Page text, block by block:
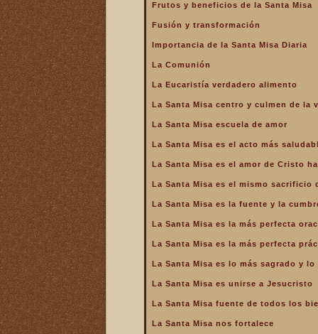
culmen de la vida cristiana
La Santa Misa centro y raíz
más saludable
La Santa Misa es el amor
compendio de todo lo
bueno que hay en la Iglesia
La Santa Misa es el mismo
y la cumbre de toda la vida
perfecta oración
La Santa Misa es la más
caridad
La Santa Misa es lo más
Frutos y beneficios de la Santa Misa
Fusión y transformación
Importancia de la Santa Misa Diaria
La Comunión
La Eucaristía verdadero alimento
La Santa Misa centro y culmen de la
La Santa Misa escuela de amor
La Santa Misa es el acto más
La Santa Misa es el amor de Cristo
La Santa Misa es el mismo sacrificio
La Santa Misa es la fuente y la
La Santa Misa es la más perfecta
La Santa Misa es la más perfecta
La Santa Misa es lo más sagrado y lo
La Santa Misa es unirse a Jesucristo
La Santa Misa fuente de todos los
La Santa Misa nos fortalece